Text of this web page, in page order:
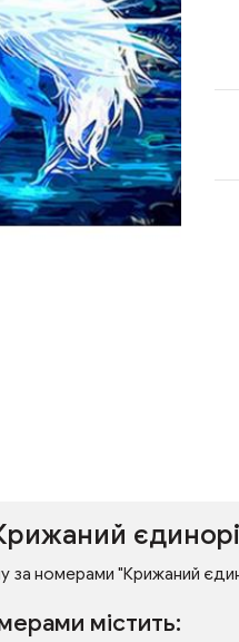
за номерами "Крижаний
містить: